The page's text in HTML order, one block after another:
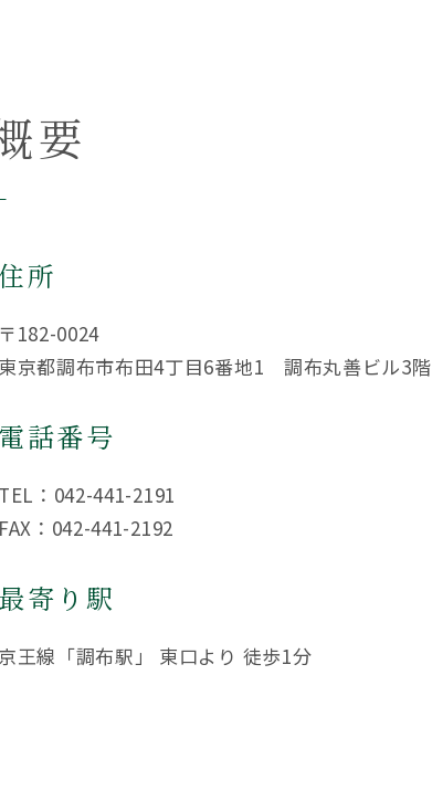
事
続きの内容と提出期限を解説
要
所
〒182-0024
東京都調布市布田4丁目6番地1 調布丸善ビル3階
電話番号
TEL：042-441-2191
FAX：042-441-2192
最寄り駅
京王線「調布駅」 東口より 徒歩1分